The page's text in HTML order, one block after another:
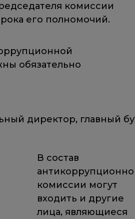
комиссии
его полномочий.
обязательно
директор, главный
В состав
комиссии могут
входить и другие
лица, являющиеся